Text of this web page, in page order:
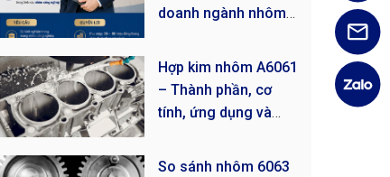
doanh ngành nhôm
Hợp kim nhôm A6061
– Thành phần, cơ
tính, ứng dụng và
So sánh nhôm 6063